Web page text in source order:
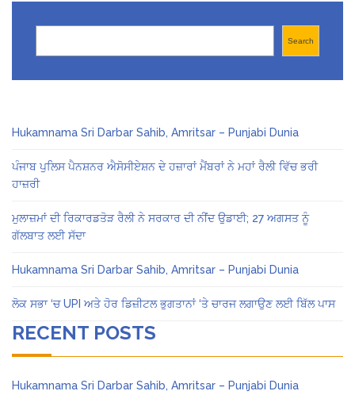
Search
Hukamnama Sri Darbar Sahib, Amritsar – Punjabi Dunia
ਪੰਜਾਬ ਪੁਲਿਸ ਪੈਨਸ਼ਨਰ ਐਸੋਸੀਏਸ਼ਨ ਦੇ ਹਜ਼ਾਰਾਂ ਮੈਂਬਰਾਂ ਨੇ ਮਹਾਂ ਰੈਲੀ ਵਿੱਚ ਭਰੀ
ਹਾਜ਼ਰੀ
ਮੁਲਾਜ਼ਮਾਂ ਦੀ ਰਿਕਾਰਡਤੋੜ ਰੈਲੀ ਨੇ ਸਰਕਾਰ ਦੀ ਨੀਂਦ ਉਡਾਈ; 27 ਅਗਸਤ ਨੂੰ
ਗੱਲਬਾਤ ਲਈ ਸੱਦਾ
Hukamnama Sri Darbar Sahib, Amritsar – Punjabi Dunia
ਲੋਕ ਸਭਾ ‘ਚ UPI ਅਤੇ ਹੋਰ ਡਿਜ਼ੀਟਲ ਭੁਗਤਾਨਾਂ ‘ਤੇ ਚਾਰਜ ਲਗਾਉਣ ਲਈ ਬਿੱਲ ਪਾਸ
RECENT POSTS
Hukamnama Sri Darbar Sahib, Amritsar – Punjabi Dunia